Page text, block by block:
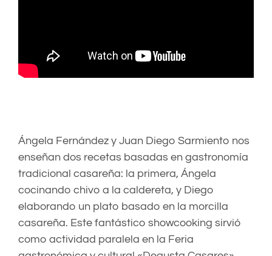
Ángela Fernández y Juan Diego Sarmiento nos
enseñan dos recetas basadas en gastronomía
tradicional casareña: la primera, Ángela
cocinando chivo a la caldereta, y Diego
elaborando un plato basado en la morcilla
casareña. Este fantástico showcooking sirvió
como actividad paralela en la Feria